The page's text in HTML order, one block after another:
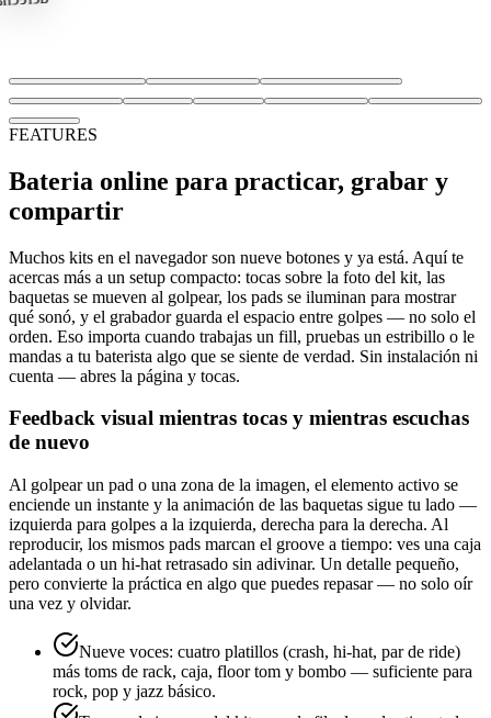
FEATURES
Bateria online para practicar, grabar y
compartir
Muchos kits en el navegador son nueve botones y ya está. Aquí te
acercas más a un setup compacto: tocas sobre la foto del kit, las
baquetas se mueven al golpear, los pads se iluminan para mostrar
qué sonó, y el grabador guarda el espacio entre golpes — no solo el
orden. Eso importa cuando trabajas un fill, pruebas un estribillo o le
mandas a tu baterista algo que se siente de verdad. Sin instalación ni
cuenta — abres la página y tocas.
Feedback visual mientras tocas y mientras escuchas
de nuevo
Al golpear un pad o una zona de la imagen, el elemento activo se
enciende un instante y la animación de las baquetas sigue tu lado —
izquierda para golpes a la izquierda, derecha para la derecha. Al
reproducir, los mismos pads marcan el groove a tiempo: ves una caja
adelantada o un hi-hat retrasado sin adivinar. Un detalle pequeño,
pero convierte la práctica en algo que puedes repasar — no solo oír
una vez y olvidar.
Nueve voces: cuatro platillos (crash, hi-hat, par de ride)
más toms de rack, caja, floor tom y bombo — suficiente para
rock, pop y jazz básico.